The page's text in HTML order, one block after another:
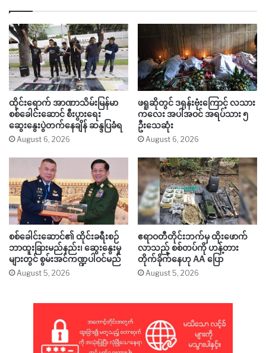
ထိုင်းရောက် အာဏာသိမ်းမြန်မာ
စစ်ခေါင်းဆောင် စီးပွားရေး
ဆွေးနွေးပွဲတက်နေချိန် ဆန္ဒပြခံရ
August 6, 2026
ဖရူဆိုတွင် ဒရုန်းဗုံးကြောင့် လသား
ကလေး အပါအဝင် အရပ်သား ၅
ဦးသေဆုံး
August 6, 2026
စစ်ခေါင်းဆောင်၏ ထိုင်းခရီးစဉ်
ဘာထူးခြားမည်နည်း၊ ဆွေးနွေးမှု
များတွင် စွမ်းအင်ကဏ္ဍပါဝင်မည်
August 5, 2026
ဧရာဝတီတိုင်းဘက်မှ ထိုးဖောက်
လာသည့် စစ်တပ်ကို ဟန့်တား
တိုက်ခိုက်နေဟု AA ပြော
August 5, 2026